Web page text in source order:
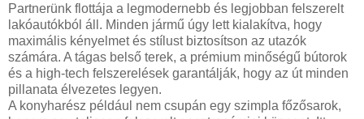
Partnerünk flottája a legmodernebb és legjobban felszerelt
lakóautókból áll. Minden jármű úgy lett kialakítva, hogy
maximális kényelmet és stílust biztosítson az utazók
számára. A tágas belső terek, a prémium minőségű bútorok
és a high-tech felszerelések garantálják, hogy az út minden
pillanata élvezetes legyen.
A konyharész például nem csupán egy szimpla főzősarok,